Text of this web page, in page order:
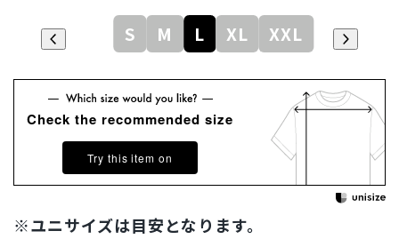
S M L XL XXL
Check the recommended size
Try this item on
※ユニサイズは目安となります。